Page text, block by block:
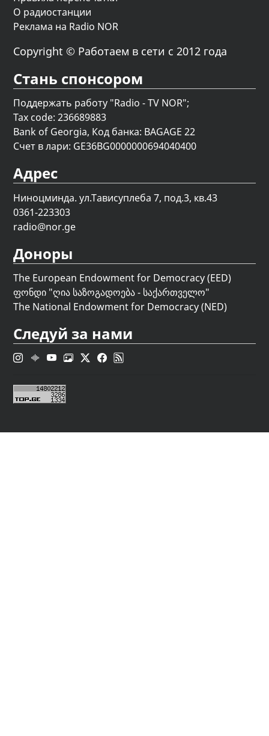
О радиостанции
Реклама на Radio NOR
Copyright © Работаем в сети с 2012 года
Стань спонсором
Поддержать работу "Radio - TV NOR";
Tax code: 236689883
Bank of Georgia, Код банка: BAGAGE 22
Счет в лари: GE36BG0000000694040400
Адрес
Ниноцминда. ул.Тависуплеба 7, под.3, кв.43
0361-223303
radio@nor.ge
Доноры
The European Endowment for Democracy (EED)
ფონდი "ღია საზოგადოება - საქართველო"
The National Endowment for Democracy (NED)
Следуй за нами